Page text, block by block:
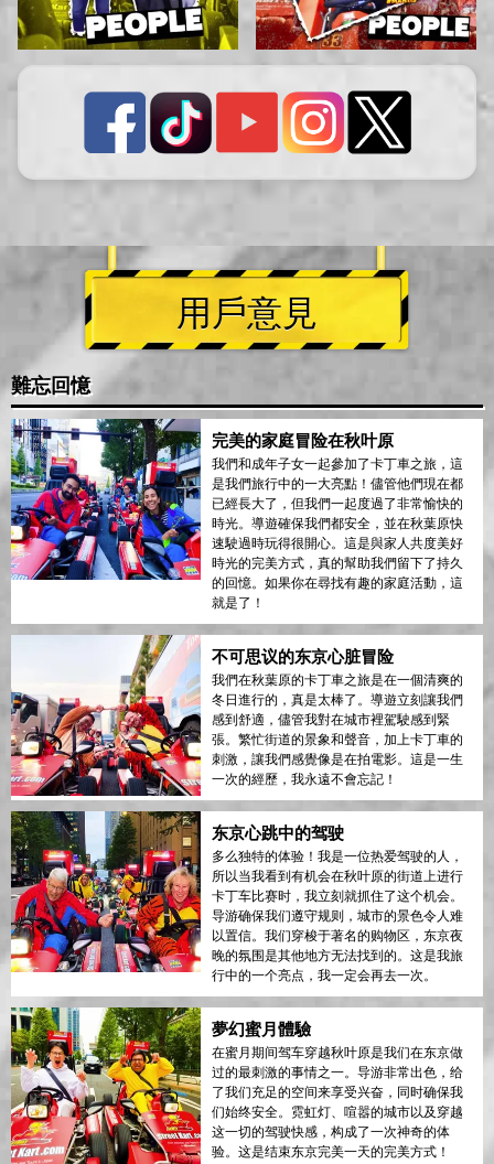
用戶意見
難忘回憶
完美的家庭冒险在秋叶原
我們和成年子女一起參加了卡丁車之旅，這
是我們旅行中的一大亮點！儘管他們現在都
已經長大了，但我們一起度過了非常愉快的
時光。導遊確保我們都安全，並在秋葉原快
速駛過時玩得很開心。這是與家人共度美好
時光的完美方式，真的幫助我們留下了持久
的回憶。如果你在尋找有趣的家庭活動，這
就是了！
不可思议的东京心脏冒险
我們在秋葉原的卡丁車之旅是在一個清爽的
冬日進行的，真是太棒了。導遊立刻讓我們
感到舒適，儘管我對在城市裡駕駛感到緊
張。繁忙街道的景象和聲音，加上卡丁車的
刺激，讓我們感覺像是在拍電影。這是一生
一次的經歷，我永遠不會忘記！
东京心跳中的驾驶
多么独特的体验！我是一位热爱驾驶的人，
所以当我看到有机会在秋叶原的街道上进行
卡丁车比赛时，我立刻就抓住了这个机会。
导游确保我们遵守规则，城市的景色令人难
以置信。我们穿梭于著名的购物区，东京夜
晚的氛围是其他地方无法找到的。这是我旅
行中的一个亮点，我一定会再去一次。
夢幻蜜月體驗
在蜜月期间驾车穿越秋叶原是我们在东京做
过的最刺激的事情之一。导游非常出色，给
了我们充足的空间来享受兴奋，同时确保我
们始终安全。霓虹灯、喧嚣的城市以及穿越
这一切的驾驶快感，构成了一次神奇的体
验。这是结束东京完美一天的完美方式！